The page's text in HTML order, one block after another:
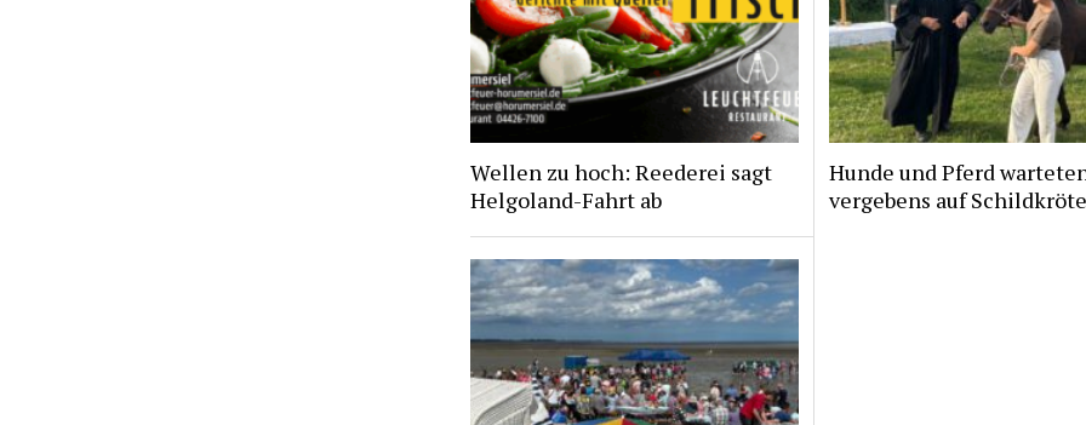
Wellen zu hoch: Reederei sagt
Helgoland-Fahrt ab
Hunde und Pferd
vergebens auf Schildkröte